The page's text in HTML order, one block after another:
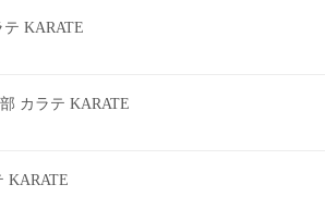
KARATE
カラテ KARATE
KARATE